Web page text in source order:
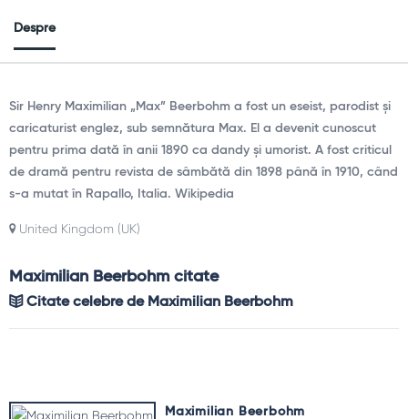
Despre
Sir Henry Maximilian „Max” Beerbohm a fost un eseist, parodist și
caricaturist englez, sub semnătura Max. El a devenit cunoscut
pentru prima dată în anii 1890 ca dandy și umorist. A fost criticul
de dramă pentru revista de sâmbătă din 1898 până în 1910, când
s-a mutat în Rapallo, Italia. Wikipedia
United Kingdom (UK)
Maximilian Beerbohm citate
Citate celebre de Maximilian Beerbohm
Maximilian Beerbohm